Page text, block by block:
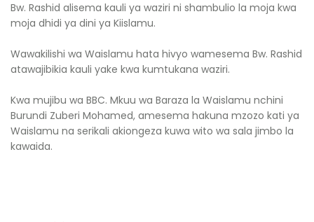
Bw. Rashid alisema kauli ya waziri ni shambulio la moja kwa
moja dhidi ya dini ya Kiislamu.
Wawakilishi wa Waislamu hata hivyo wamesema Bw. Rashid
atawajibikia kauli yake kwa kumtukana waziri.
Kwa mujibu wa BBC. Mkuu wa Baraza la Waislamu nchini
Burundi Zuberi Mohamed, amesema hakuna mzozo kati ya
Waislamu na serikali akiongeza kuwa wito wa sala jimbo la
kawaida.